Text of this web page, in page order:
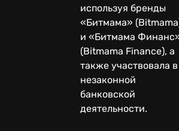
используя бренды
«Битмама»
и «Битмама
(Bitmama Finance), а
также участвовала в
незаконной
банковской
деятельности.